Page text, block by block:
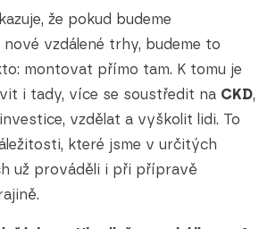
že pokud budeme
vzdálené trhy, budeme to
montovat přímo tam. K tomu je
i tady, více se soustředit na CKD,
vzdělat a vyškolit lidi. To
které jsme v určitých
už prováděli i při přípravě